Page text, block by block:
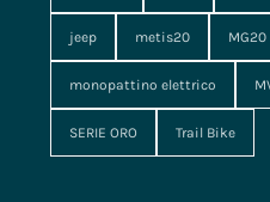
jeep metis20 MG20
monopattino elettrico
SERIE ORO Trail Bike